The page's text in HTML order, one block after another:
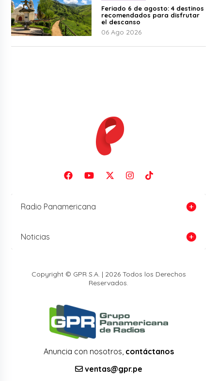
Feriado 6 de agosto: 4 destinos
recomendados para disfrutar
el descanso
06 Ago 2026
Radio Panamericana
Noticias
Copyright © GPR S.A. | 2026 Todos los Derechos
Reservados.
Anuncia con nosotros, contáctanos
ventas@gpr.pe